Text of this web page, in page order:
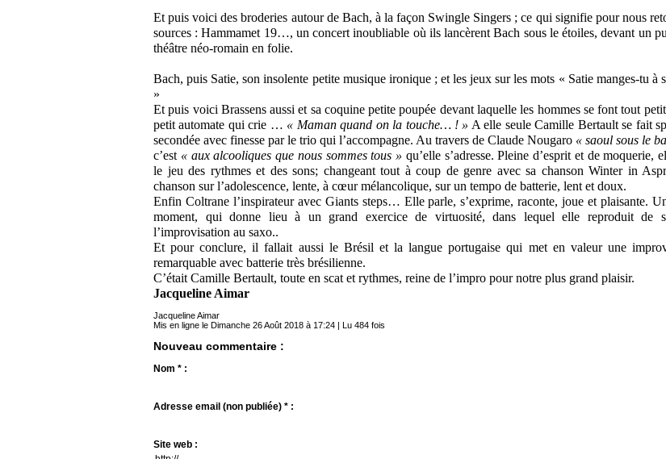
Et puis voici des broderies autour de Bach, à la façon Swingle Singers ; ce qui signifie pour nous
sources : Hammamet 19…, un concert inoubliable où ils lancèrent Bach sous le étoiles, devant un
théâtre néo-romain en folie.
Bach, puis Satie, son insolente petite musique ironique ; et les jeux sur les mots « Satie manges-tu à
»
Et puis voici Brassens aussi et sa coquine petite poupée devant laquelle les hommes se font tout
petit automate qui crie … « Maman quand on la touche… ! » A elle seule Camille Bertault se fait
secondée avec finesse par le trio qui l’accompagne. Au travers de Claude Nougaro « saoul sous le
c’est « aux alcooliques que nous sommes tous » qu’elle s’adresse. Pleine d’esprit et de moquerie,
le jeu des rythmes et des sons; changeant tout à coup de genre avec sa chanson Winter in
chanson sur l’adolescence, lente, à cœur mélancolique, sur un tempo de batterie, lent et doux.
Enfin Coltrane l’inspirateur avec Giants steps… Elle parle, s’exprime, raconte, joue et plaisante.
moment, qui donne lieu à un grand exercice de virtuosité, dans lequel elle reproduit de
l’improvisation au saxo..
Et pour conclure, il fallait aussi le Brésil et la langue portugaise qui met en valeur une
remarquable avec batterie très brésilienne.
C’était Camille Bertault, toute en scat et rythmes, reine de l’impro pour notre plus grand plaisir.
Jacqueline Aimar
Jacqueline Aimar
Mis en ligne le Dimanche 26 Août 2018 à 17:24 | Lu 484 fois
Nouveau commentaire :
Nom * :
Adresse email (non publiée) * :
Site web :